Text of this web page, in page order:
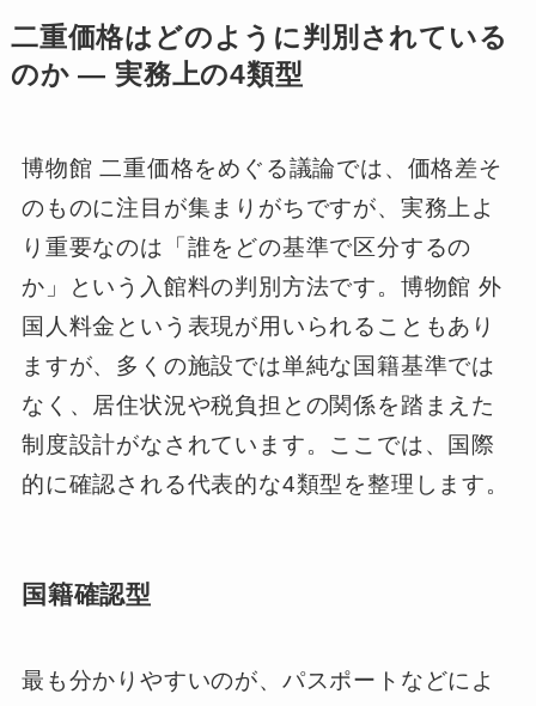
二重価格はどのように判別されている
のか ― 実務上の4類型
博物館 二重価格をめぐる議論では、価格差そ
のものに注目が集まりがちですが、実務上よ
り重要なのは「誰をどの基準で区分するの
か」という入館料の判別方法です。博物館 外
国人料金という表現が用いられることもあり
ますが、多くの施設では単純な国籍基準では
なく、居住状況や税負担との関係を踏まえた
制度設計がなされています。ここでは、国際
的に確認される代表的な4類型を整理します。
国籍確認型
最も分かりやすいのが、パスポートなどによ